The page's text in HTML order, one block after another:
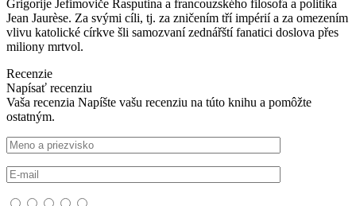
Grigorije Jefimoviče Rasputina a francouzského filosofa a politika
Jean Jaurèse. Za svými cíli, tj. za zničením tří impérií a za omezením
vlivu katolické církve šli samozvaní zednářští fanatici doslova přes
miliony mrtvol.
Recenzie
Napísať recenziu
Vaša recenzia Napíšte vašu recenziu na túto knihu a pomôžte
ostatným.